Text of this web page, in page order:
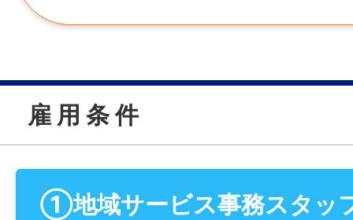
雇 用 条 件
①地域サービス事務スタッ